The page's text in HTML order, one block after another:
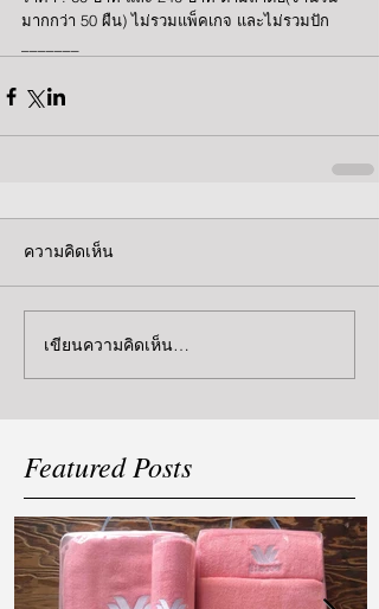
มากกว่า 50 ผืน) ไม่รวมแพ็คเกจ และไม่รวมปัก
ความคิดเห็น
เขียนความคิดเห็น…
Featured Posts